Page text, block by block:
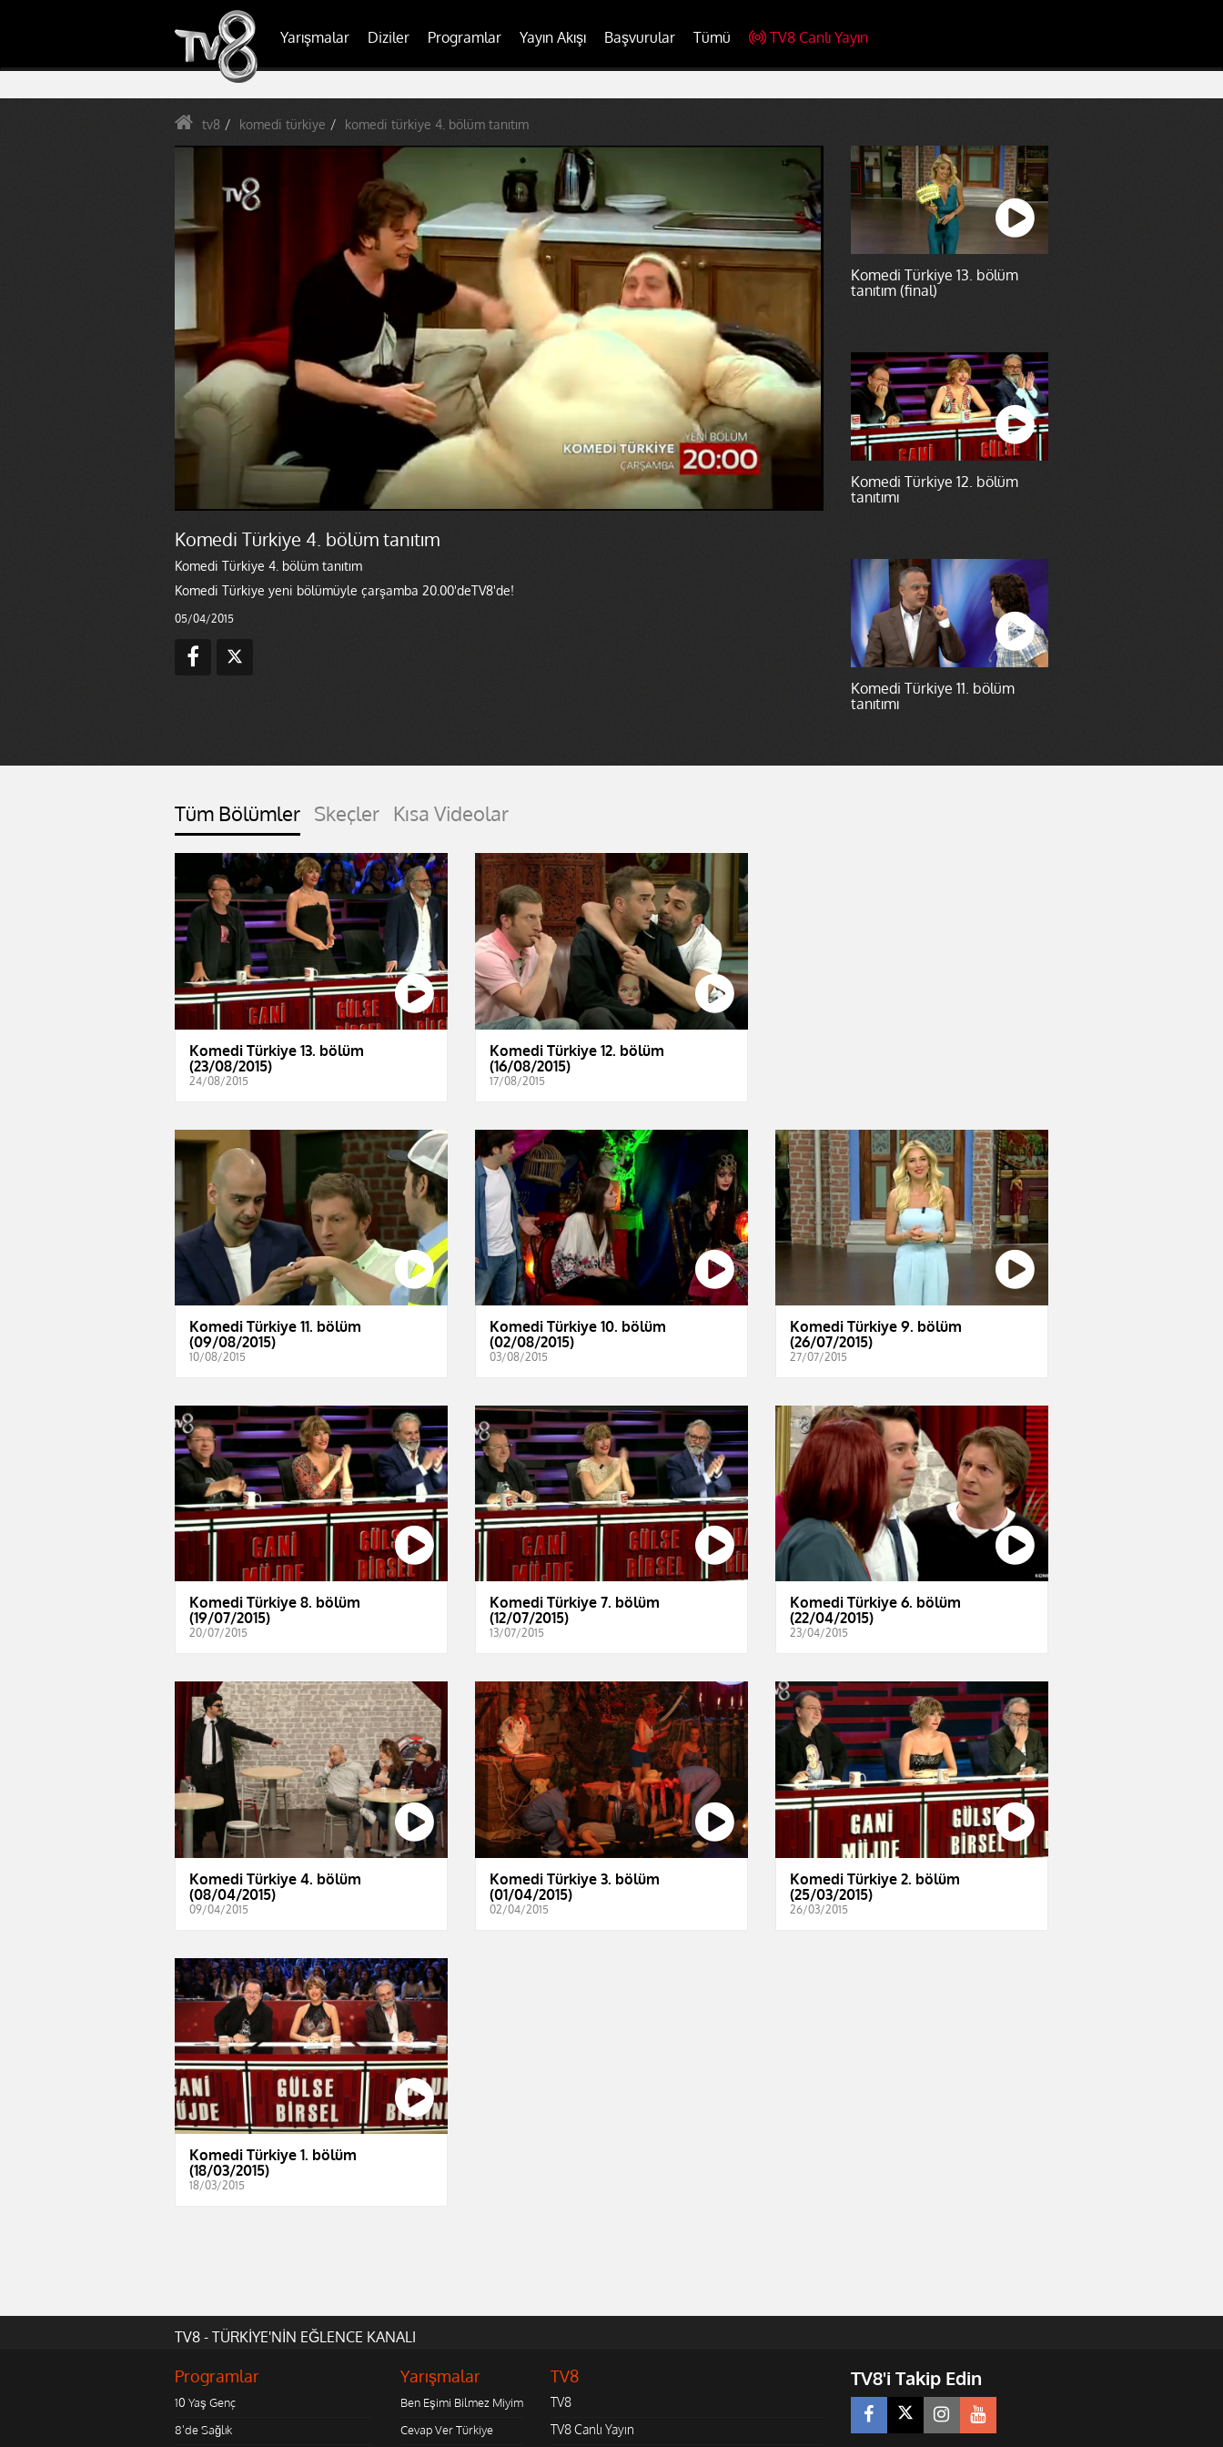
Yarışmalar Diziler Programlar Yayın Akışı Başvurular Tümü TV8 Canlı Yayın
tv8 komedi türkiye komedi türkiye 4. bölüm tanıtım
Komedi Türkiye 4. bölüm tanıtım
Komedi Türkiye 4. bölüm tanıtım
Komedi Türkiye yeni bölümüyle çarşamba 20.00'deTV8'de!
05/04/2015
Komedi Türkiye 13. bölüm
tanıtım (final)
Komedi Türkiye 12. bölüm
tanıtımı
Komedi Türkiye 11. bölüm
tanıtımı
Tüm Bölümler Skeçler Kısa Videolar
Komedi Türkiye 13. bölüm
(23/08/2015)
24/08/2015
Komedi Türkiye 12. bölüm
(16/08/2015)
17/08/2015
Komedi Türkiye 11. bölüm
(09/08/2015)
10/08/2015
Komedi Türkiye 10. bölüm
(02/08/2015)
03/08/2015
Komedi Türkiye 9. bölüm
(26/07/2015)
27/07/2015
Komedi Türkiye 8. bölüm
(19/07/2015)
20/07/2015
Komedi Türkiye 7. bölüm
(12/07/2015)
13/07/2015
Komedi Türkiye 6. bölüm
(22/04/2015)
23/04/2015
Komedi Türkiye 4. bölüm
(08/04/2015)
09/04/2015
Komedi Türkiye 3. bölüm
(01/04/2015)
02/04/2015
Komedi Türkiye 2. bölüm
(25/03/2015)
26/03/2015
Komedi Türkiye 1. bölüm
(18/03/2015)
18/03/2015
TV8 - TÜRKİYE'NİN EĞLENCE KANALI
Programlar
10 Yaş Genç
8'de Sağlık
Yarışmalar
Ben Eşimi Bilmez Miyim
Cevap Ver Türkiye
TV8
TV8
TV8 Canlı Yayın
TV8'i Takip Edin